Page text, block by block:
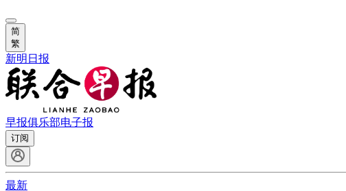
简
繁
新明日报
早报俱乐部电子报
订阅
最新